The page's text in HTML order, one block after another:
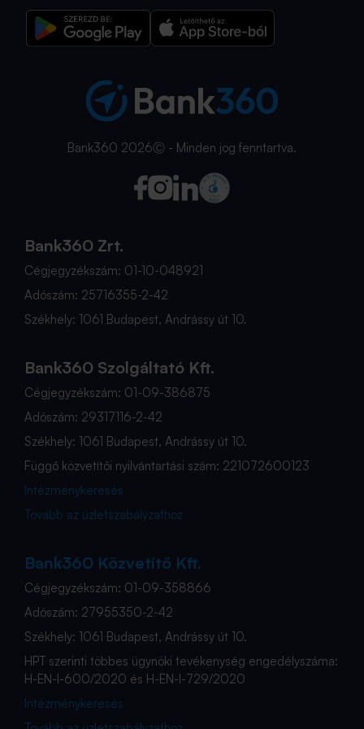
Bank360 2026Ⓒ - Minden jog fenntartva.
Bank360 Zrt.
Cégjegyzékszám: 01-10-048921
Adószám: 25716355-2-42
Székhely: 1061 Budapest, Andrássy út 10.
Bank360 Szolgáltató Kft.
Cégjegyzékszám: 01-09-386875
Adószám: 29317116-2-42
Székhely: 1061 Budapest, Andrássy út 10.
Függő közvetítői nyilvántartási szám: 221072600123
Intézménykeresés
Tovább az üzletszabályzathoz
Bank360 Közvetítő Kft.
Cégjegyzékszám: 01-09-358866
Adószám: 27955350-2-42
Székhely: 1061 Budapest, Andrássy út 10.
HPT szerinti többes ügynöki tevékenység engedélyszáma:
H-EN-I-600/2020 és H-EN-I-729/2020
Intézménykeresés